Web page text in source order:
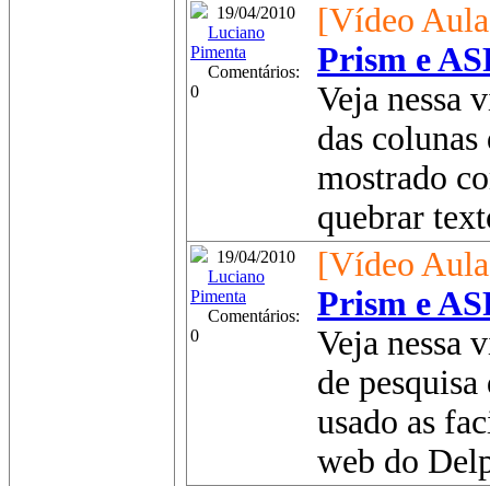
19/04/2010
Luciano
Pimenta
Comentários:
0
[Vídeo
Prism e
Veja nessa
das
mostrado
quebrar
19/04/2010
Luciano
Pimenta
Comentários:
0
[Vídeo
Prism e
Veja nessa
de
usado as
web do